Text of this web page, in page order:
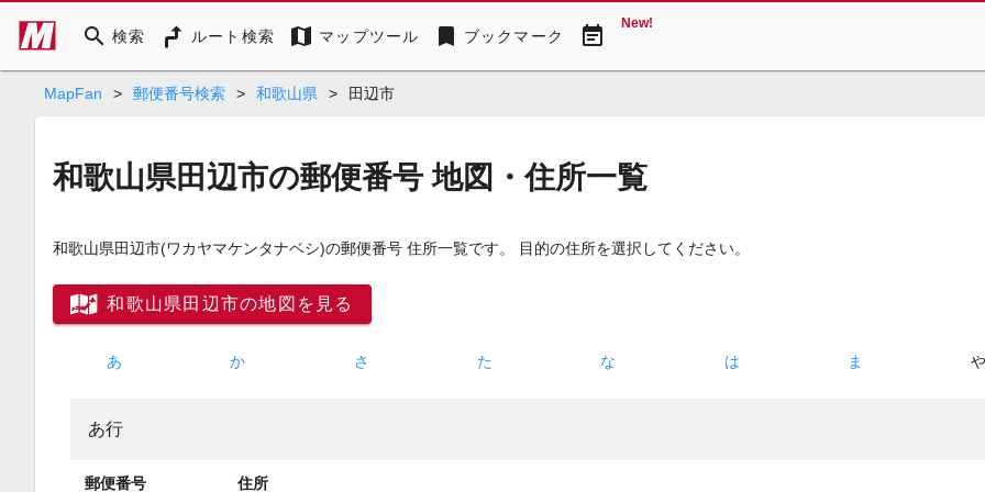
search 検索 ルート検索 map マップツール bookmark ブックマーク event_note New!
MapFan > 郵便番号検索 > 和歌山県 > 田辺市
和歌山県田辺市の郵便番号 地図・住所一覧
和歌山県田辺市(ワカヤマケンタナベシ)の郵便番号 住所一覧です。 目的の住所を選択してください。
和歌山県田辺市の地図を見る
あ か さ た な は ま や
あ行
郵便番号 住所